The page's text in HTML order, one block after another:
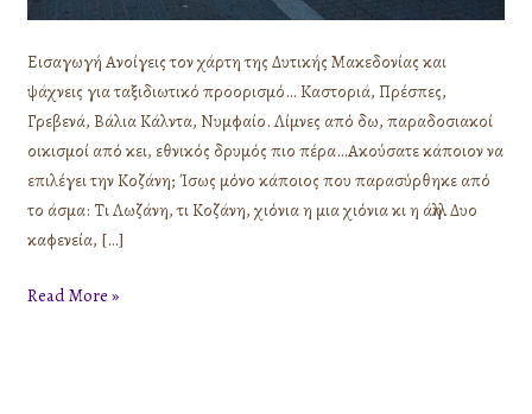
Εισαγωγή Ανοίγεις τον χάρτη της Δυτικής Μακεδονίας και
ψάχνεις για ταξιδιωτικό προορισμό… Καστοριά, Πρέσπες,
Γρεβενά, Βάλια Κάλντα, Νυμφαίο. Λίμνες από δω, παραδοσιακοί
οικισμοί από κει, εθνικός δρυμός πιο πέρα…Ακούσατε κάποιον να
επιλέγει την Κοζάνη; Ίσως μόνο κάποιος που παρασύρθηκε από
το άσμα: Τι Λωζάνη, τι Κοζάνη, χιόνια η μια χιόνια κι η άλλη. Δυο
καφενεία, […]
Read More »